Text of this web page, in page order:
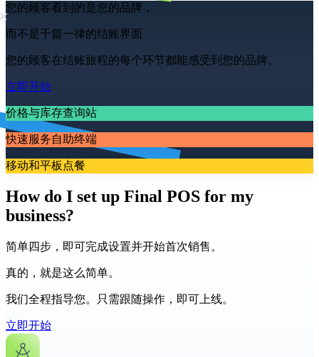
您的顾客看到的是您的品牌，
而不是千篇一律的结账界面
您的顾客在结账旅程的每个环节都能感受到您的品牌。
立即开始
价格与库存查询站
快速服务自助终端
移动和平板点餐
How do I set up Final POS for my
business?
简单四步，即可完成设置并开始首次销售。
真的，就是这么简单。
我们全程指导您。只需跟随操作，即可上线。
立即开始